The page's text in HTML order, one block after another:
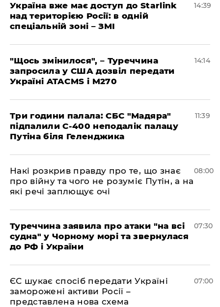
Україна вже має доступ до Starlink
над територією Росії: в одній
спеціальній зоні – ЗМІ
14:39
"Щось змінилося", – Туреччина
запросила у США дозвіл передати
Україні ATACMS і M270
14:14
Три години палала: СБС "Мадяра"
підпалили С-400 неподалік палацу
Путіна біля Геленджика
11:39
Накі розкрив правду про те, що знає
про війну та чого не розуміє Путін, а на
які речі заплющує очі
08:00
Туреччина заявила про атаки "на всі
судна" у Чорному морі та звернулася
до РФ і України
07:30
ЄС шукає спосіб передати Україні
заморожені активи Росії –
представлена ​​нова схема
07:00